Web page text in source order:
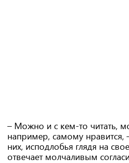
– Можно и с кем-то читать,
например, самому нравится,
них, исподлобья глядя на
отвечает молчаливым